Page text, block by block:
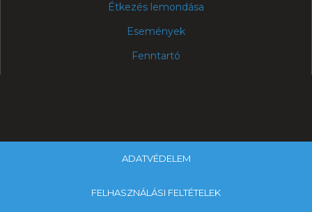
Étkezés lemondása
Események
Fenntartó
ADATVÉDELEM
FELHASZNÁLÁSI FELTÉTELEK